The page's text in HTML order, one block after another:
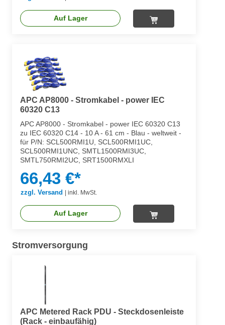
Auf Lager
APC AP8000 - Stromkabel - power IEC
60320 C13
APC AP8000 - Stromkabel - power IEC 60320 C13
zu IEC 60320 C14 - 10 A - 61 cm - Blau - weltweit -
für P/N: SCL500RMI1U, SCL500RMI1UC,
SCL500RMI1UNC, SMTL1500RMI3UC,
SMTL750RMI2UC, SRT1500RMXLI
66,43 €*
zzgl. Versand inkl. MwSt.
Auf Lager
Stromversorgung
APC Metered Rack PDU - Steckdosenleiste
(Rack - einbaufähig)